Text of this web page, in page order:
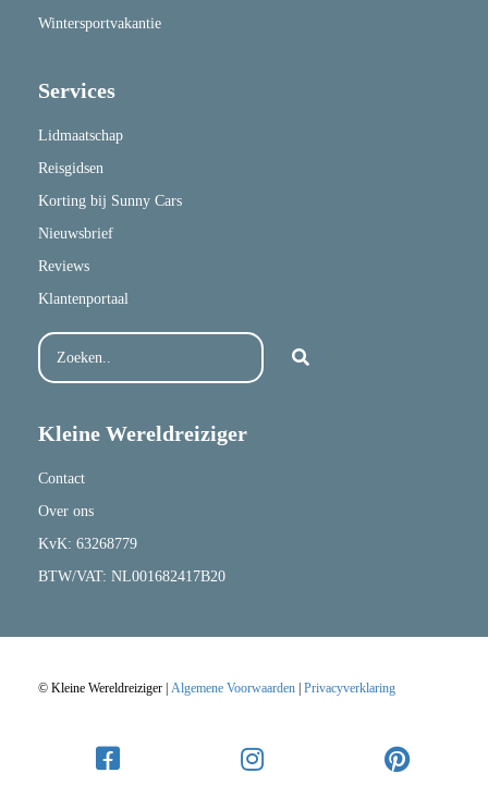
Wintersportvakantie
Services
Lidmaatschap
Reisgidsen
Korting bij Sunny Cars
Nieuwsbrief
Reviews
Klantenportaal
Kleine Wereldreiziger
Contact
Over ons
KvK: 63268779
BTW/VAT: NL001682417B20
© Kleine Wereldreiziger | Algemene Voorwaarden Privacyverklaring